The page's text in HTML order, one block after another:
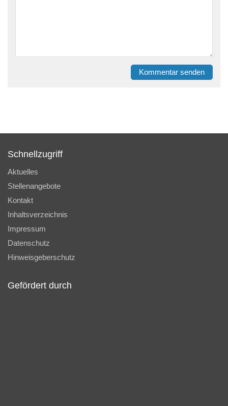
Kommentar senden
Schnellzugriff
Aktuelles
Stellenangebote
Kontakt
Inhaltsverzeichnis
Impressum
Datenschutz
Hinweisgeberschutz
Gefördert durch